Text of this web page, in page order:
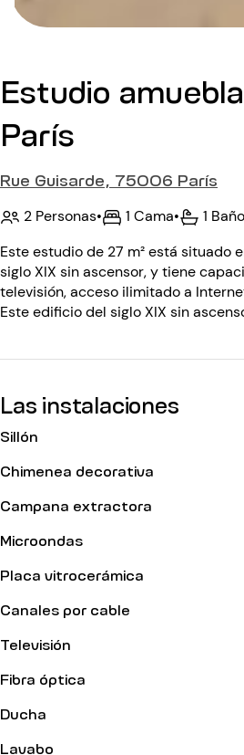
Estudio
París
Rue Guisarde, 75006 París
2 Personas• 1 Cama• 1 Baño
Este estudio de 27 m² está situado
siglo XIX sin ascensor, y tiene
televisión, acceso ilimitado a
Este edificio del siglo XIX sin
Las instalaciones
Sillón
Chimenea decorativa
Campana extractora
Microondas
Placa vitrocerámica
Canales por cable
Televisión
Fibra óptica
Ducha
Lavabo